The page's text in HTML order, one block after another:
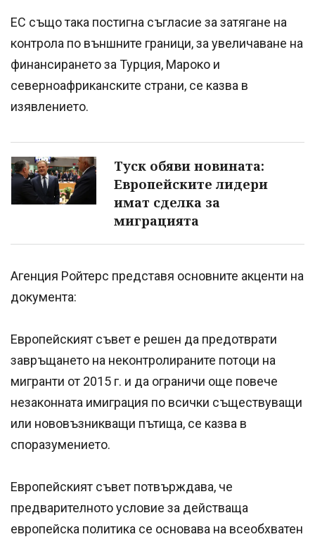
ЕС също така постигна съгласие за затягане на
контрола по външните граници, за увеличаване на
финансирането за Турция, Мароко и
северноафриканските страни, се казва в
изявлението.
Туск обяви новината:
Европейските лидери
имат сделка за
миграцията
Агенция Ройтерс представя основните акценти на
документа:
Европейският съвет е решен да предотврати
завръщането на неконтролираните потоци на
мигранти от 2015 г. и да ограничи още повече
незаконната имиграция по всички съществуващи
или нововъзникващи пътища, се казва в
споразумението.
Европейският съвет потвърждава, че
предварителното условие за действаща
европейска политика се основава на всеобхватен